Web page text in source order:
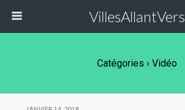
VillesAllantVers
Catégories › Vidéo